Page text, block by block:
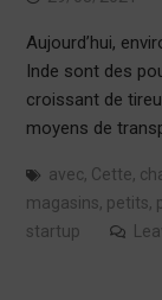
Aujourd’hui,
Inde sont des
croissant de
moyens de
avec, Cette,
magasins, petits,
startup